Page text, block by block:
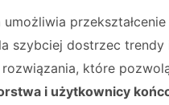
umożliwia
szybciej dostrzec
które
i użytkownicy